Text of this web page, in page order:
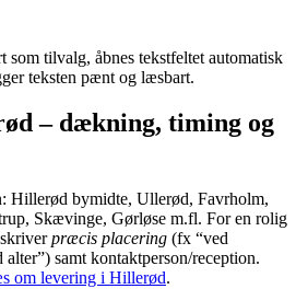
tilvalg, åbnes tekstfeltet automatisk
teksten pænt og læsbart.
– dækning, timing og
Hillerød bymidte, Ullerød, Favrholm,
Skævinge, Gørløse m.fl. For en rolig
præcis placering (fx “ved
alter”) samt kontaktperson/reception.
om levering i Hillerød.